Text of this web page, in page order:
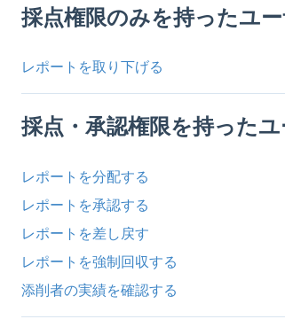
採点権限のみを持ったユ
レポートを取り下げる
採点・承認権限を持った
レポートを分配する
レポートを承認する
レポートを差し戻す
レポートを強制回収する
添削者の実績を確認する